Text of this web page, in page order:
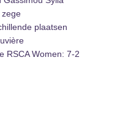
zege
plaatsen
RSCA Women: 7-2